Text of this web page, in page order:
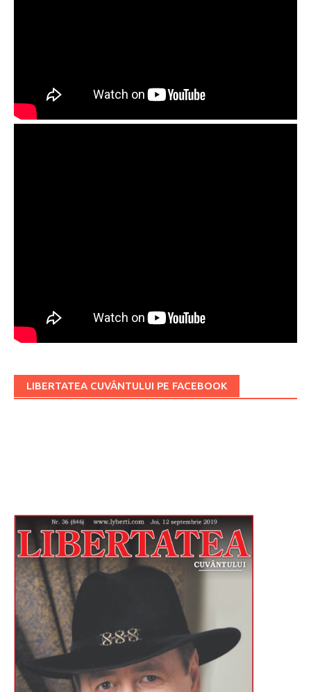
LIBERTATEA CUVÂNTULUI PE FACEBOOK